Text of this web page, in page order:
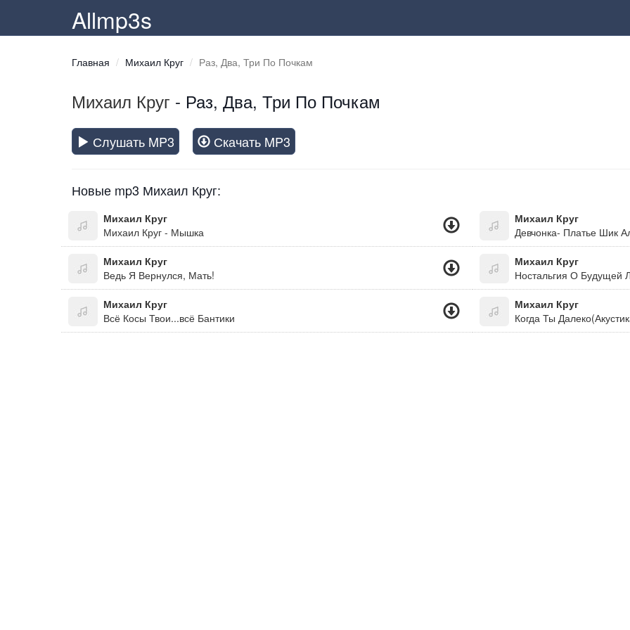
Allmp3s
Главная Михаил Круг Раз, Два, Три По Почкам
Михаил Круг - Раз, Два, Три По Почкам
Слушать MP3 Скачать MP3
Новые mp3 Михаил Круг:
Михаил Круг
Михаил Круг - Мышка
Михаил Круг
Девчонка- Платье Шик
Михаил Круг
Ведь Я Вернулся, Мать!
Михаил Круг
Ностальгия О Будущей
Михаил Круг
Всё Косы Твои...всё Бантики
Михаил Круг
Когда Ты